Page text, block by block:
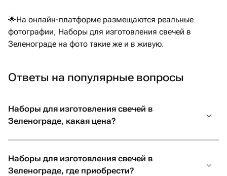
🌟На онлайн-платформе размещаются реальные
фотографии, Наборы для изготовления свечей в
Зеленограде на фото такие же и в живую.
Ответы на популярные вопросы
Наборы для изготовления свечей в
Зеленограде, какая цена?
Наборы для изготовления свечей в
Зеленограде, где приобрести?